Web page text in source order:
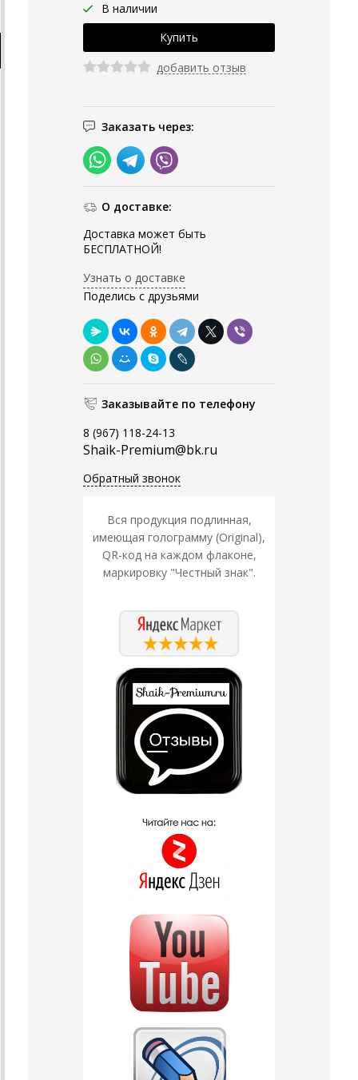
В наличии
добавить отзыв
Заказать через:
О доставке:
Доставка может быть
БЕСПЛАТНОЙ!
Узнать о доставке
Поделись с друзьями
Заказывайте по телефону
8 (967) 118-24-13
Shaik-Premium@bk.ru
Обратный звонок
Вся продукция подлинная,
имеющая голограмму (Original),
QR-код на каждом флаконе,
маркировку "Честный знак".